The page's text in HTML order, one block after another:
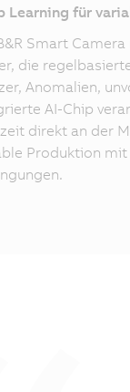
Learning für
Smart
die
Anomalien,
AI-Chip
direkt an der
Produktion mit